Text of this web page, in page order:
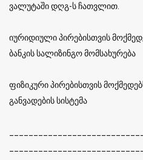
ვალუტაში დღგ-ს ჩათვლით.
იურიდიული პირებისთვის
ბანკის სალიზინგო მომსახურება
ფიზიკური პირებისთვის
განვადების სისტემა